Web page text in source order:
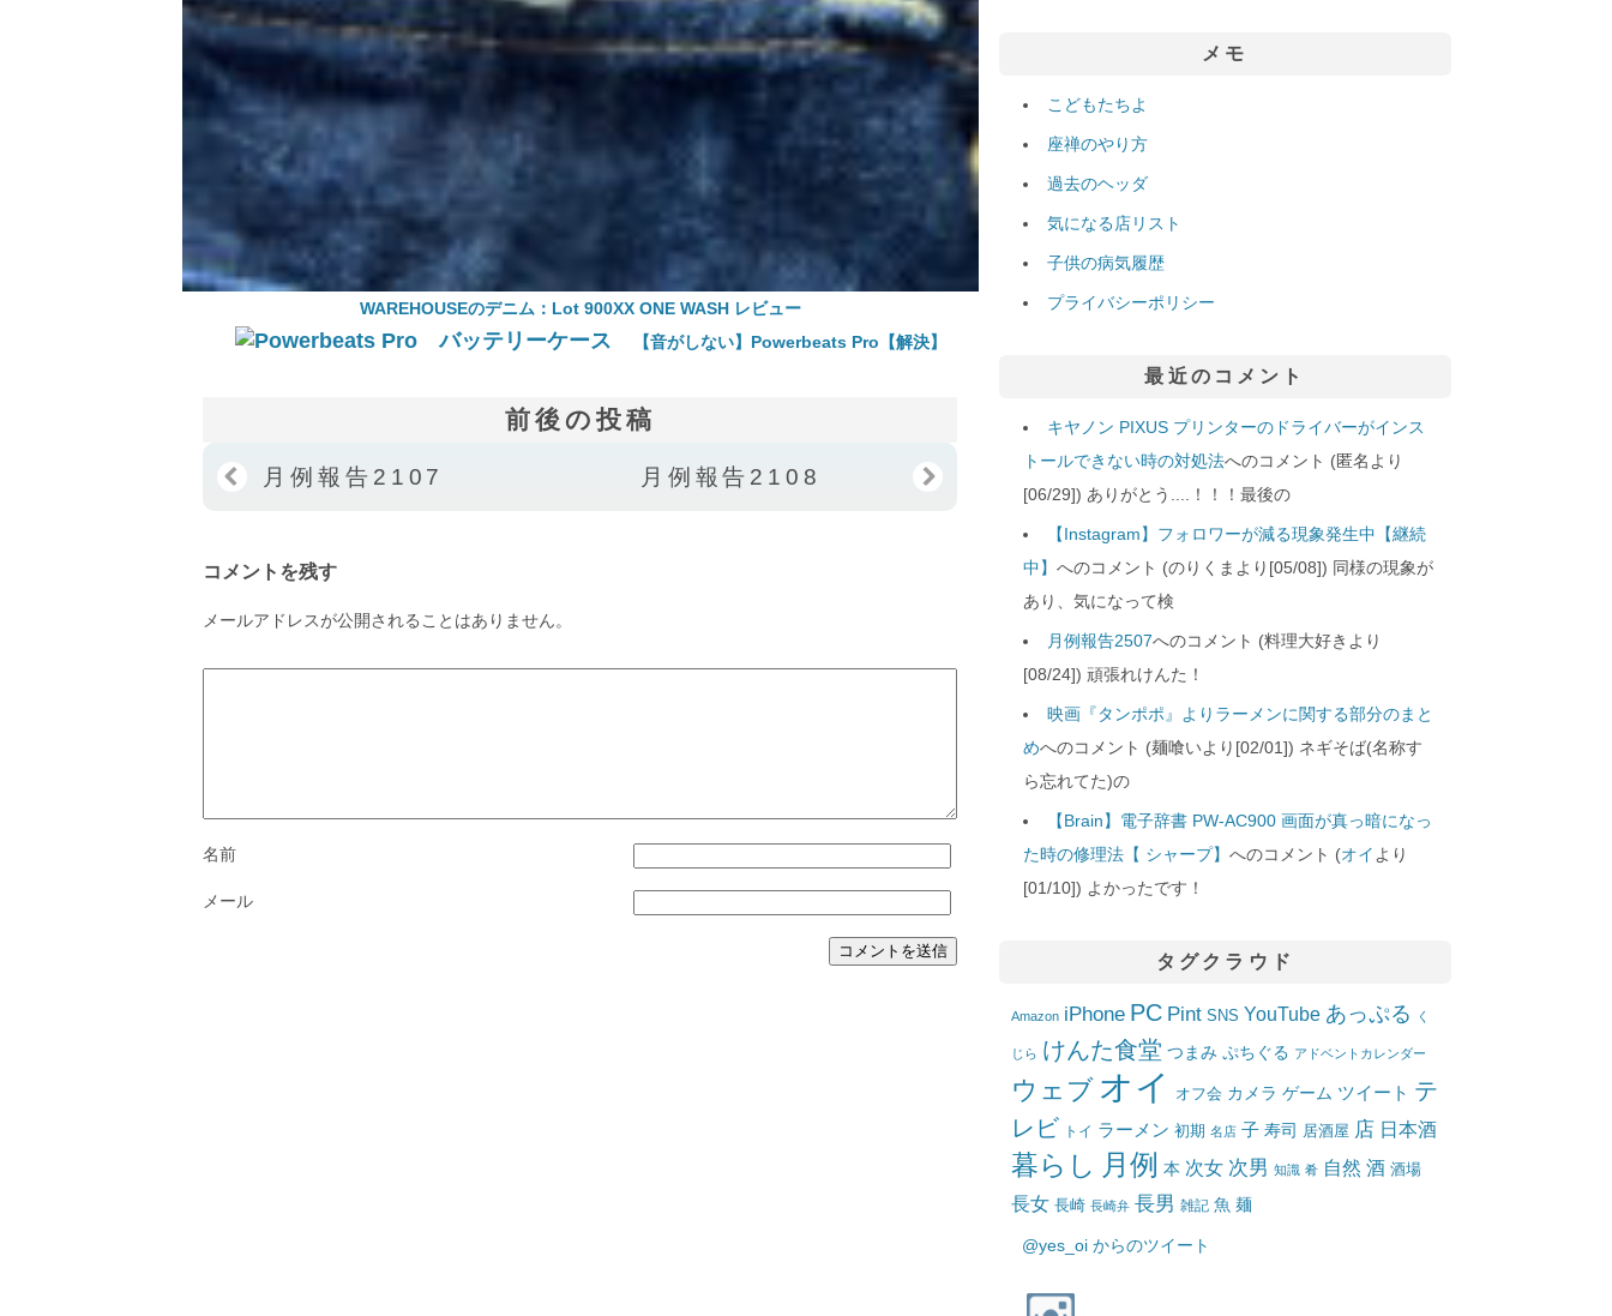
WAREHOUSEのデニム：Lot 900XX ONE WASH レビュー
【音がしない】Powerbeats Pro【解決】
前後の投稿
月例報告2107 月例報告2108
コメントを残す
メールアドレスが公開されることはありません。
名前
メール
メモ
こどもたちよ
座禅のやり方
過去のヘッダ
気になる店リスト
子供の病気履歴
プライバシーポリシー
最近のコメント
キヤノン PIXUS プリンターのドライバーがインス
トールできない時の対処法へのコメント (匿名より
[06/29]) ありがとう....！！！最後の
【Instagram】フォロワーが減る現象発生中【継続
中】へのコメント (のりくまより[05/08]) 同様の現象が
あり、気になって検
月例報告2507へのコメント (料理大好きより
[08/24]) 頑張れけんた！
映画『タンポポ』よりラーメンに関する部分のまと
めへのコメント (麺喰いより[02/01]) ネギそば(名称す
ら忘れてた)の
【Brain】電子辞書 PW-AC900 画面が真っ暗になっ
た時の修理法【 シャープ】へのコメント (オイ より
[01/10]) よかったです！
タグクラウド
Amazon iPhone PC Pint SNS YouTube あっぷる く
じら けんた食堂 つまみ ぷちぐる アドベントカレンダー
ウェブ オイ オフ会 カメラ ゲーム ツイート テ
レビ トイ ラーメン 初期 名店 子 寿司 居酒屋 店 日本酒
暮らし 月例 本 次女 次男 知識 肴 自然 酒 酒場
長女 長崎 長崎弁 長男 雑記 魚 麺
@yes_oi からのツイート